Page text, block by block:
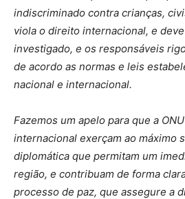
indiscriminado contra crianças,
viola o direito internacional, e
investigado, e os responsáveis
de acordo as normas e leis
nacional e internacional.
Fazemos um apelo para que a
internacional exerçam ao máximo
diplomática que permitam um
região, e contribuam de forma
processo de paz, que assegure a